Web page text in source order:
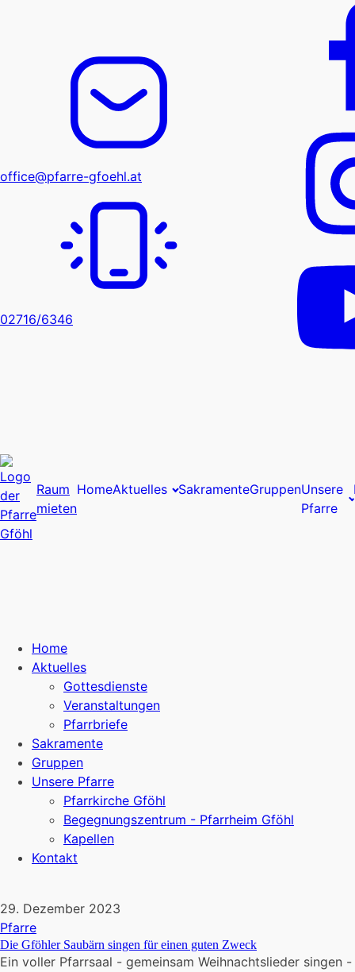
office@pfarre-gfoehl.at
02716/6346
Raum
mieten
HomeAktuelles SakramenteGruppenUnsere
Pfarre
Home
Aktuelles
Gottesdienste
Veranstaltungen
Pfarrbriefe
Sakramente
Gruppen
Unsere Pfarre
Pfarrkirche Gföhl
Begegnungszentrum - Pfarrheim Gföhl
Kapellen
Kontakt
29. Dezember 2023
Pfarre
Die Gföhler Saubärn singen für einen guten Zweck
Ein voller Pfarrsaal - gemeinsam Weihnachtslieder singen -